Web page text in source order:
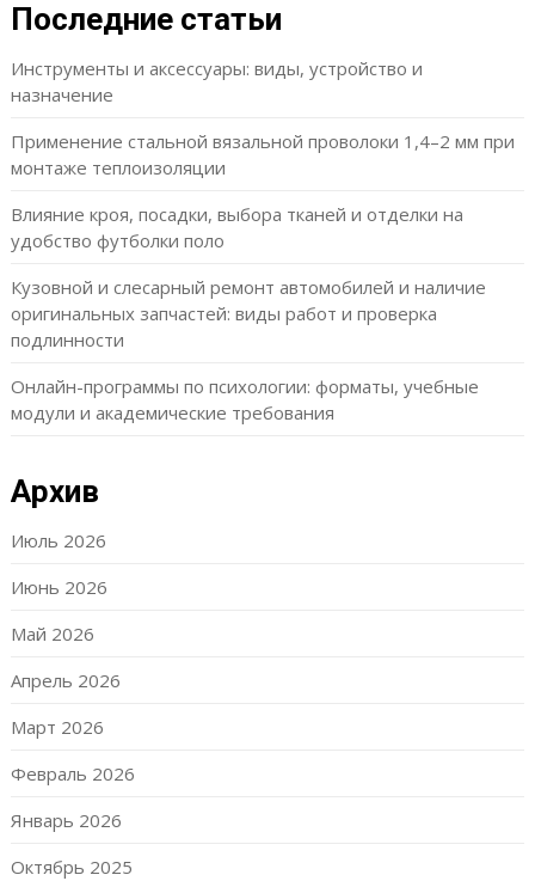
Последние статьи
Инструменты и аксессуары: виды, устройство и
назначение
Применение стальной вязальной проволоки 1,4–2 мм при
монтаже теплоизоляции
Влияние кроя, посадки, выбора тканей и отделки на
удобство футболки поло
Кузовной и слесарный ремонт автомобилей и наличие
оригинальных запчастей: виды работ и проверка
подлинности
Онлайн-программы по психологии: форматы, учебные
модули и академические требования
Архив
Июль 2026
Июнь 2026
Май 2026
Апрель 2026
Март 2026
Февраль 2026
Январь 2026
Октябрь 2025